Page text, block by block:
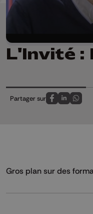
L'Invité :
Partager sur
Partagez sur
Partagez
Gros plan sur des